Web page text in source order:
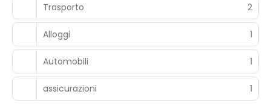
Trasporto 2
Alloggi 1
Automobili 1
assicurazioni 1